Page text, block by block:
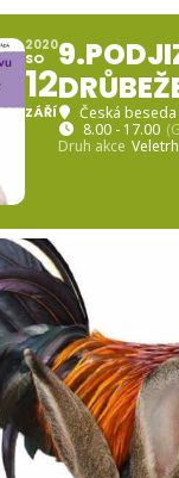
2020
SO
12
ZÁŘÍ Česká
8.00 - 17.00
Druh akce